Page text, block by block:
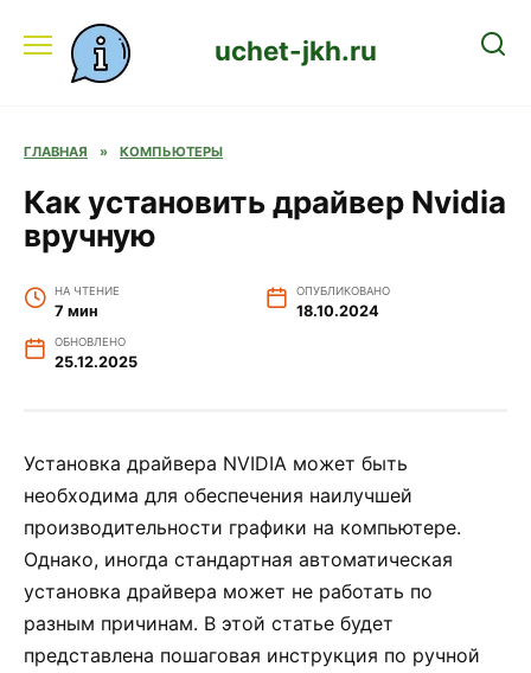
содержанию
uchet-jkh.ru
ГЛАВНАЯ » КОМПЬЮТЕРЫ
Как установить драйвер Nvidia
вручную
НА ЧТЕНИЕ
7 мин
ОПУБЛИКОВАНО
18.10.2024
ОБНОВЛЕНО
25.12.2025
Установка драйвера NVIDIA может быть
необходима для обеспечения наилучшей
производительности графики на компьютере.
Однако, иногда стандартная автоматическая
установка драйвера может не работать по
разным причинам. В этой статье будет
представлена пошаговая инструкция по ручной